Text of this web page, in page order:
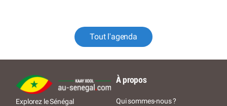
Tout l'agenda
Explorez le Sénégal
À propos
Qui sommes-nous ?